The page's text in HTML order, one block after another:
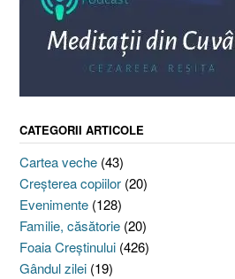
CATEGORII ARTICOLE
Cartea veche (43)
Creşterea copiilor (20)
Evenimente (128)
Familie, căsătorie (20)
Foaia Creştinului (426)
Gândul zilei (19)